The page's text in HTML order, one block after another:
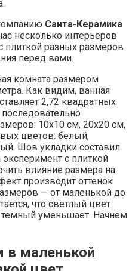
Санта-Керамика
несколько интерьеров
разных размеров
перед вами.
комната размером
Как видим, ванная
2,72 квадратных
10х10 см, 20х20 см,
цветов: белый,
Шов укладки составил
с плиткой
влияние размера на
производит оттенок
— от маленькой до
что светлый цвет
темный уменьшает. Начнем
в маленькой